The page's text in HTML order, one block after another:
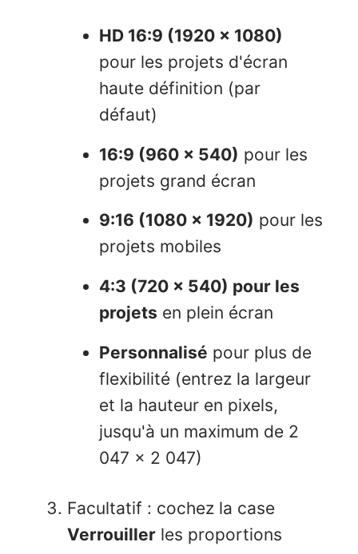
HD 16:9 (1920 x 1080)
pour les projets d'écran
haute définition (par
défaut)
16:9 (960 x 540) pour les
projets grand écran
9:16 (1080 x 1920) pour les
projets mobiles
4:3 (720 x 540) pour les
projets en plein écran
Personnalisé pour plus de
flexibilité (entrez la largeur
et la hauteur en pixels,
jusqu'à un maximum de 2
047 x 2 047)
Facultatif : cochez la case
Verrouiller les proportions